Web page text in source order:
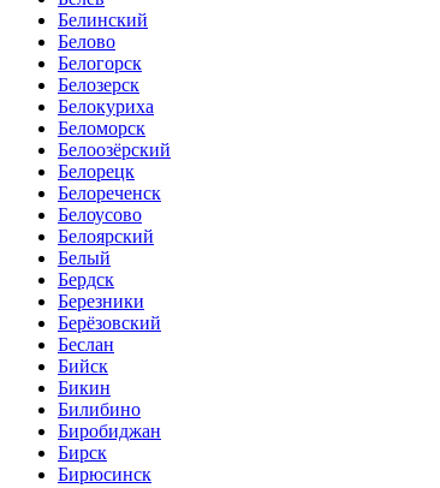
Белинский
Белово
Белогорск
Белозерск
Белокуриха
Беломорск
Белоозёрский
Белорецк
Белореченск
Белоусово
Белоярский
Белый
Бердск
Березники
Берёзовский
Беслан
Бийск
Бикин
Билибино
Биробиджан
Бирск
Бирюсинск